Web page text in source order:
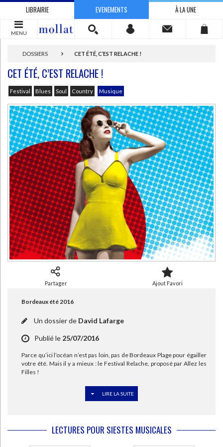
LIBRAIRIE EVENEMENTS À LA UNE
MENU
DOSSIERS CET ÉTÉ, C’EST RELACHE !
CET ÉTÉ, C’EST RELACHE !
Festival Blues Soul Country Musique
Partager Ajout Favori
Bordeaux été 2016
Un dossier de David Lafarge
Publié le 25/07/2016
Parce qu’ici l’océan n’est pas loin, pas de Bordeaux Plage pour égailler
votre été. Mais il y a mieux : le Festival Relache, proposé par Allez les
Filles !
LIRE LA SUITE
d’affiches ou de jeunes groupes et des artistes de la scène actuelle,
parfois confidentielle, pour une série de concerts en extérieur de juin à
septembre. Une autre façon de vivre la Belle Endormie un peu partout
LECTURES POUR SIESTES MUSICALES